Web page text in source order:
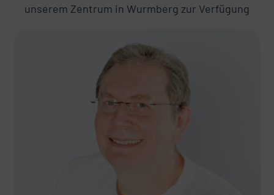
unserem Zentrum in Wurmberg zur Verfügung